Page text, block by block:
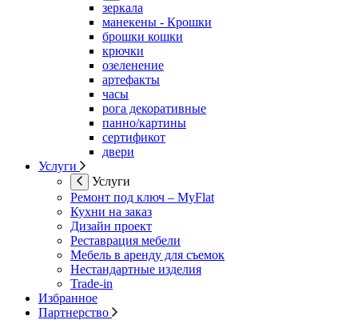
зеркала
манекены - Крошки
брошки кошки
крючки
озеленение
артефакты
часы
рога декоративные
панно/картины
сертификот
двери
Услуги
Услуги
Ремонт под ключ – MyFlat
Кухни на заказ
Дизайн проект
Реставрация мебели
Мебель в аренду для съемок
Нестандартные изделия
Trade-in
Избранное
Партнерство